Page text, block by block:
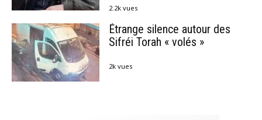
2.2k vues
Étrange silence autour des
Sifréi Torah « volés »
2k vues